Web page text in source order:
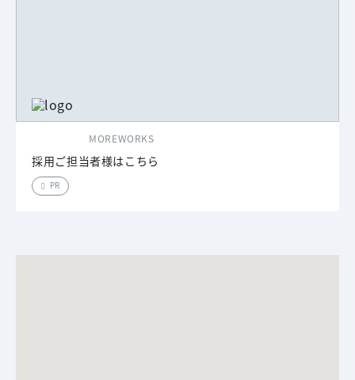
MOREWORKS
採用ご担当者様はこちら
PR